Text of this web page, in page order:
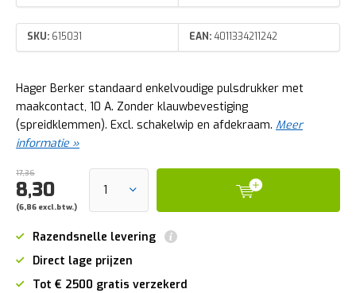
SKU: 615031 EAN:4011334211242
Hager Berker standaard enkelvoudige pulsdrukker met
maakcontact, 10 A. Zonder klauwbevestiging
(spreidklemmen). Excl. schakelwip en afdekraam. Meer
informatie »
17,36
8,30
(6,86 excl.btw.)
Razendsnelle levering
Direct lage prijzen
Tot € 2500 gratis verzekerd